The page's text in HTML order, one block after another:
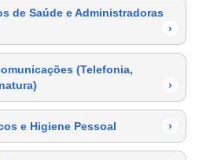
de Saúde e Administradoras
›
(Telefonia,
›
e Higiene Pessoal ›